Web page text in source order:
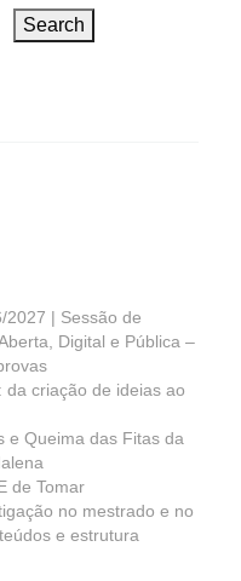
Search
2027 | Sessão de
Digital e Pública –
da criação de ideias ao
e Queima das Fitas da
de Tomar
no mestrado e no
e estrutura